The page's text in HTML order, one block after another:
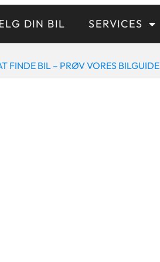
DIN BIL SERVICES
FINDE BIL – PRØV VORES BILGUIDE